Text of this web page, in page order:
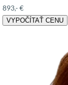
893,- €
VYPOČÍTAŤ CENU